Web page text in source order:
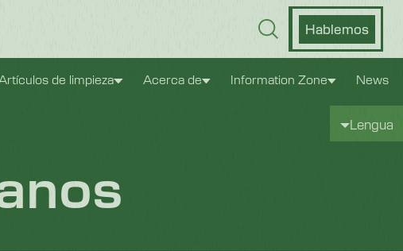
Hablemos
de limpieza Acerca de Information Zone News
Lengua